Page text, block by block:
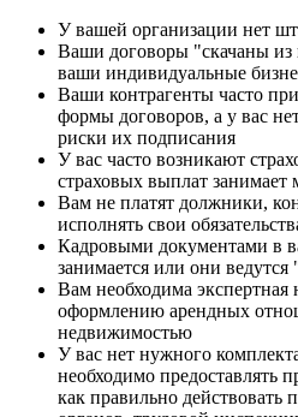
У вашей организации нет
Ваши договоры "скачаны из
ваши индивидуальные
Ваши контрагенты часто
формы договоров, а у вас
риски их подписания
У вас часто возникают
страховых выплат
Вам не платят должники,
исполнять свои
Кадровыми документами в
занимается или они ведутся
Вам необходима
оформлению арендных
недвижимостью
У вас нет нужного
необходимо предоставлять
как правильно действовать